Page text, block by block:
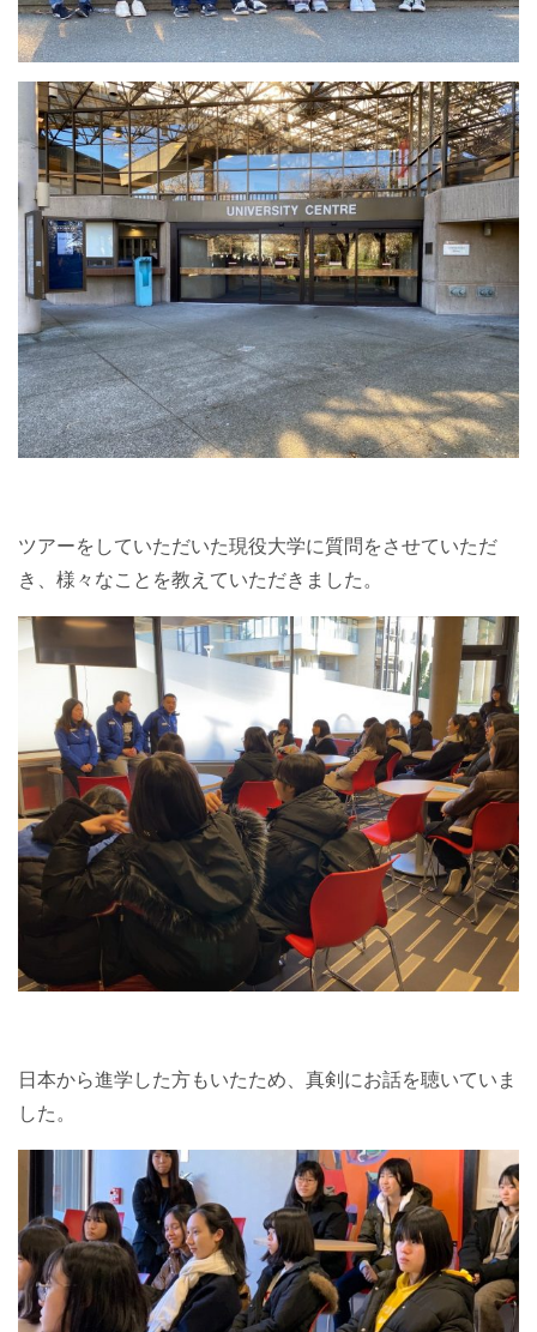
ツアーをしていただいた現役大学に質問をさせていただ
き、様々なことを教えていただきました。
日本から進学した方もいたため、真剣にお話を聴いていま
した。